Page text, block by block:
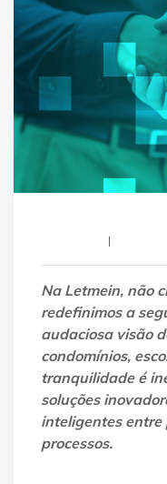
Na Letmein, não
redefinimos a
audaciosa visão
condomínios,
tranquilidade é
soluções
inteligentes entre
processos.